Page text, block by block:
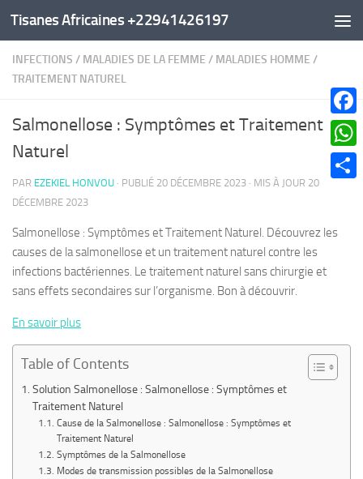
Au dessous du contenu
Tisanes Africaines +22941426197
INFECTIONS / MALADIES DE LA FEMME / MALADIES HOMME /
TRAITEMENT NATUREL
Salmonellose : Symptômes et Traitement
Naturel
PAR EZEKIEL HONVOU · PUBLIÉ 20 DÉCEMBRE 2023 · MIS À JOUR 20
DÉCEMBRE 2023
Salmonellose : Symptômes et Traitement Naturel. Découvrez les
causes de la salmonellose et un traitement naturel contre les
infections bactériennes. Le traitement naturel sans chirurgie et
sans effets secondaires sur l’organisme. Bon à découvrir.
En savoir plus
Table of Contents
Solution Salmonellose : Salmonellose : Symptômes et
Traitement Naturel
Cause de la Salmonellose : Salmonellose : Symptômes et
Traitement Naturel
Symptômes de la Salmonellose
Modes de transmission possibles de la Salmonellose